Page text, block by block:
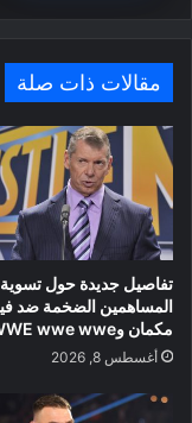
مقالات ذات صلة
تفاصيل جديدة حول
المساهمين الضخمة ضد
مكمان وWWE wwe wwe
أغسطس 8, 2026